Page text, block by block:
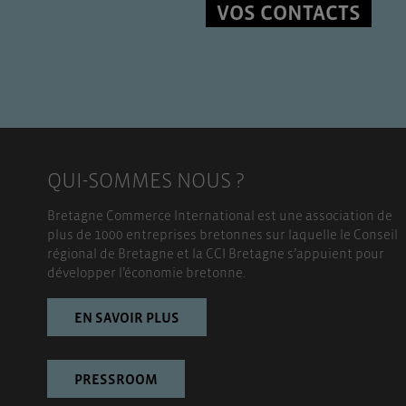
VOS CONTACTS
QUI-SOMMES NOUS ?
Bretagne Commerce International est une association de
plus de 1000 entreprises bretonnes sur laquelle le Conseil
régional de Bretagne et la CCI Bretagne s’appuient pour
développer l’économie bretonne.
EN SAVOIR PLUS
PRESSROOM